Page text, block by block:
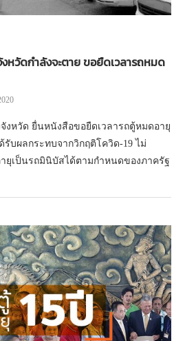
หวัดกำลังจะตาย ขอยืดเวลารถหมด
งหวัด ยื่นหนังสือขอยืดเวลารถตู้หมดอายุ
บผลกระทบจากวิกฤติโควิด-19 ไม่
ยุเป็นรถมินิบัสได้ตามกำหนดของภาครัฐ